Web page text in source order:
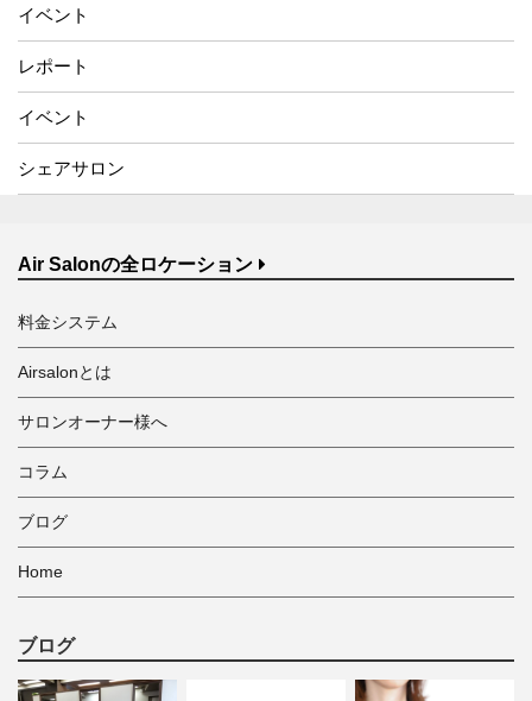
イベント
レポート
イベント
シェアサロン
Air Salonの全ロケーション
料金システム
Airsalonとは
サロンオーナー様へ
コラム
ブログ
Home
ブログ